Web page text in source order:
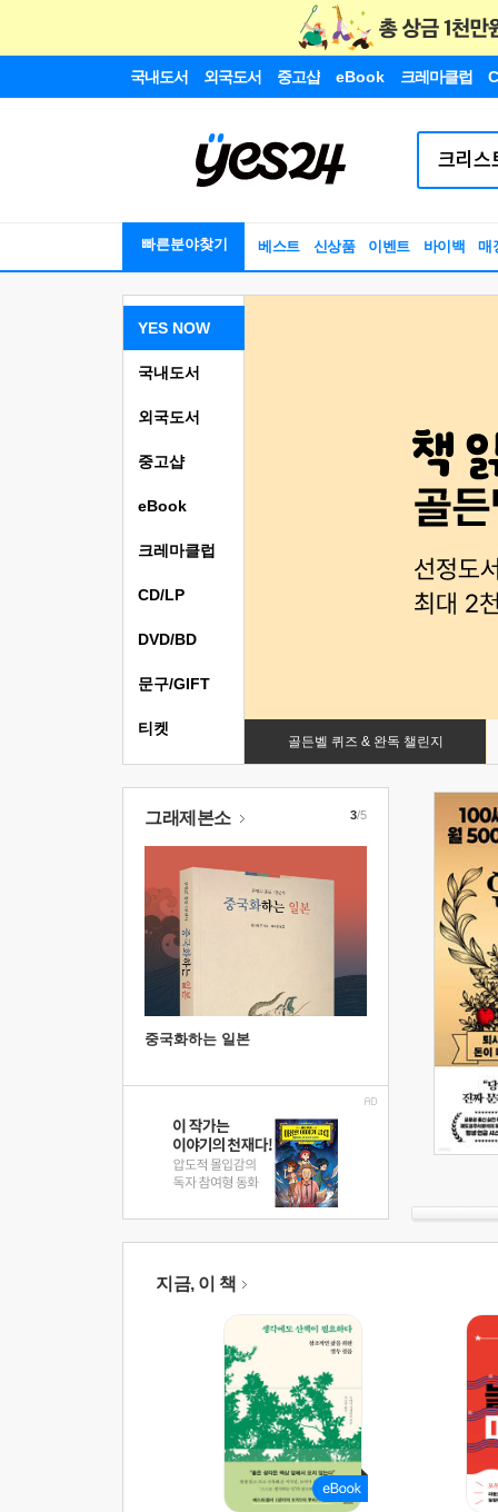
국내도서 외국도서 중고샵 eBook 크레마클럽
빠른분야찾기 베스트 신상품 이벤트 바이백 매
YES NOW
골든벨 퀴즈 & 완독 챌린지
국내도서
외국도서
중고샵
eBook
크레마클럽
CD/LP
DVD/BD
문구/GIFT
티켓
그래제본소
중국화하는 일본
3/5
지금, 이 책